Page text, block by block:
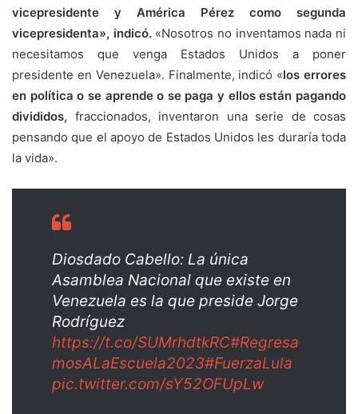
vicepresidente y América Pérez como segunda
vicepresidenta», indicó. «Nosotros no inventamos nada ni
necesitamos que venga Estados Unidos a poner
presidente en Venezuela». Finalmente, indicó «los errores
en política o se aprende o se paga y ellos están pagando
divididos, fraccionados, inventaron una serie de cosas
pensando que el apoyo de Estados Unidos les duraría toda
la vida».
Diosdado Cabello: La única
Asamblea Nacional que existe en
Venezuela es la que preside Jorge
Rodríguez
https://t.co/SUMrhdtkRC#Regresa
mosALaEscuela2023#FuerzaLula
pic.twitter.com/sY52OFUpLw